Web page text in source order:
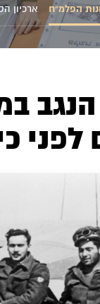
הפלמ"ח ארכיון
הנגב
לפני